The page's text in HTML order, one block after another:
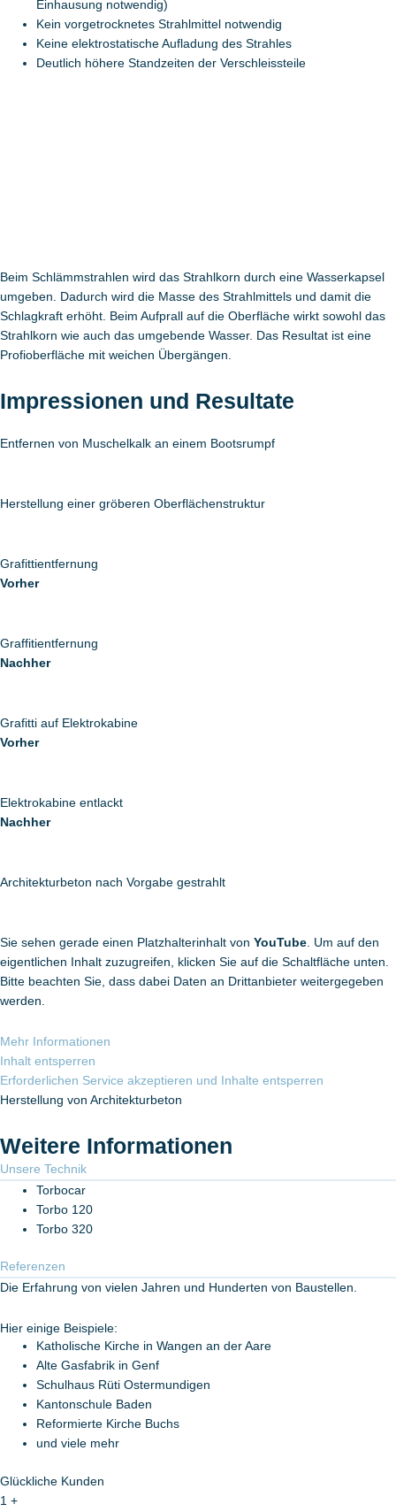
Einhausung notwendig)
Kein vorgetrocknetes Strahlmittel notwendig
Keine elektrostatische Aufladung des Strahles
Deutlich höhere Standzeiten der Verschleissteile
Beim Schlämmstrahlen wird das Strahlkorn durch eine Wasserkapsel
umgeben. Dadurch wird die Masse des Strahlmittels und damit die
Schlagkraft erhöht. Beim Aufprall auf die Oberfläche wirkt sowohl das
Strahlkorn wie auch das umgebende Wasser. Das Resultat ist eine
Profioberfläche mit weichen Übergängen.
Impressionen und Resultate
Entfernen von Muschelkalk an einem Bootsrumpf
Herstellung einer gröberen Oberflächenstruktur
Grafittientfernung
Vorher
Graffitientfernung
Nachher
Grafitti auf Elektrokabine
Vorher
Elektrokabine entlackt
Nachher
Architekturbeton nach Vorgabe gestrahlt
Sie sehen gerade einen Platzhalterinhalt von YouTube . Um auf den
eigentlichen Inhalt zuzugreifen, klicken Sie auf die Schaltfläche unten.
Bitte beachten Sie, dass dabei Daten an Drittanbieter weitergegeben
werden.
Mehr Informationen
Inhalt entsperren
Erforderlichen Service akzeptieren und Inhalte entsperren
Herstellung von Architekturbeton
Weitere Informationen
Unsere Technik
Torbocar
Torbo 120
Torbo 320
Referenzen
Die Erfahrung von vielen Jahren und Hunderten von Baustellen.
Hier einige Beispiele:
Katholische Kirche in Wangen an der Aare
Alte Gasfabrik in Genf
Schulhaus Rüti Ostermundigen
Kantonschule Baden
Reformierte Kirche Buchs
und viele mehr
Glückliche Kunden
1 +